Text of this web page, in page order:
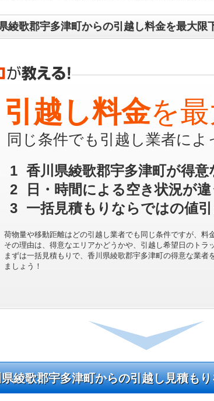
綾歌郡宇多津町からの引越し料金を最大限
引越し料金を
同じ条件でも引越し業者に
1 香川県綾歌郡宇多津町が得
2
日・時間による空き状況が違
3 一括見積もりならではの値
荷物量や移動距離はどの引越し業者でも同じ条件ですが、料
その理由は、得意なエリアかどうかや、引越し希望日のトラ
まずは一括見積もりで、香川県綾歌郡宇多津町の得意な業
ましょう！
綾歌郡宇多津町からの引越し見積も